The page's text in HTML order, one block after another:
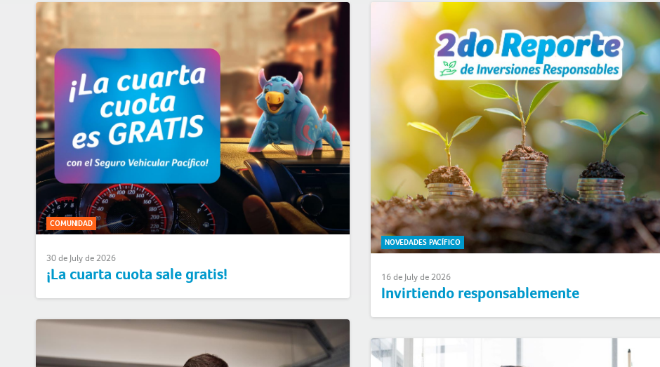
COMUNIDAD
30 de July de 2026
¡La cuarta cuota sale gratis!
NOVEDADES PACÍFICO
16 de July de 2026
Invirtiendo responsablemente